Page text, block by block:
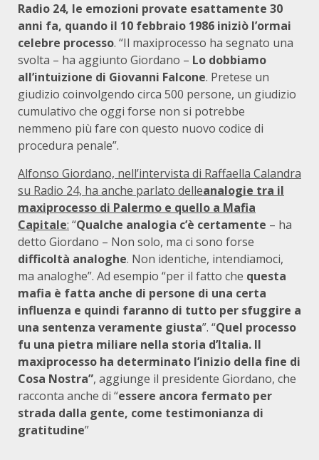
Radio 24, le emozioni provate esattamente 30
anni fa, quando il 10 febbraio 1986 iniziò l’ormai
celebre processo. “Il maxiprocesso ha segnato una
svolta – ha aggiunto Giordano – Lo dobbiamo
all’intuizione di Giovanni Falcone. Pretese un
giudizio coinvolgendo circa 500 persone, un giudizio
cumulativo che oggi forse non si potrebbe
nemmeno più fare con questo nuovo codice di
procedura penale”.
Alfonso Giordano, nell’intervista di Raffaella Calandra
su Radio 24, ha anche parlato delleanalogie tra il
maxiprocesso di Palermo e quello a Mafia
Capitale: “Qualche analogia c’è certamente – ha
detto Giordano – Non solo, ma ci sono forse
difficoltà analoghe. Non identiche, intendiamoci,
ma analoghe”. Ad esempio “per il fatto che questa
mafia è fatta anche di persone di una certa
influenza e quindi faranno di tutto per sfuggire a
una sentenza veramente giusta”. “Quel processo
fu una pietra miliare nella storia d’Italia. Il
maxiprocesso ha determinato l’inizio della fine di
Cosa Nostra”, aggiunge il presidente Giordano, che
racconta anche di “essere ancora fermato per
strada dalla gente, come testimonianza di
gratitudine”